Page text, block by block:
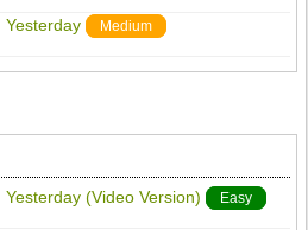
Yesterday Medium
(Video Version) Easy